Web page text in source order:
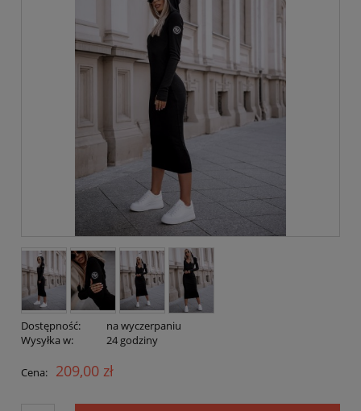
Dostępność:
na wyczerpaniu
Wysyłka w:
24 godziny
Cena: 209,00 zł